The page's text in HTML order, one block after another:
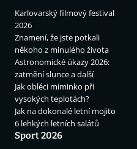
Karlovarský filmový festival
2026
Znamení, že jste potkali
někoho z minulého života
Astronomické úkazy 2026:
zatmění slunce a další
Jak obléci miminko při
vysokých teplotách?
Jak na dokonalé letní mojito
6 lehkých letních salátů
Sport 2026